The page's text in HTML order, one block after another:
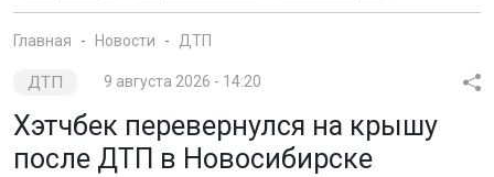
Главная Новости ДТП
ДТП 9 августа 2026 - 14:20
Хэтчбек перевернулся на крышу
после ДТП в Новосибирске